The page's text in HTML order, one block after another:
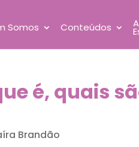
Somos Conteúdos
é, quais
Brandão